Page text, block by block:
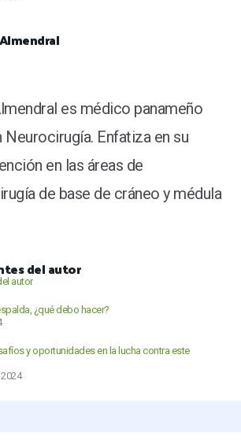
es médico panameño
Enfatiza en su
en las áreas de
de base de cráneo y médula
del autor
autor
¿qué debo hacer?
y oportunidades en la lucha contra este